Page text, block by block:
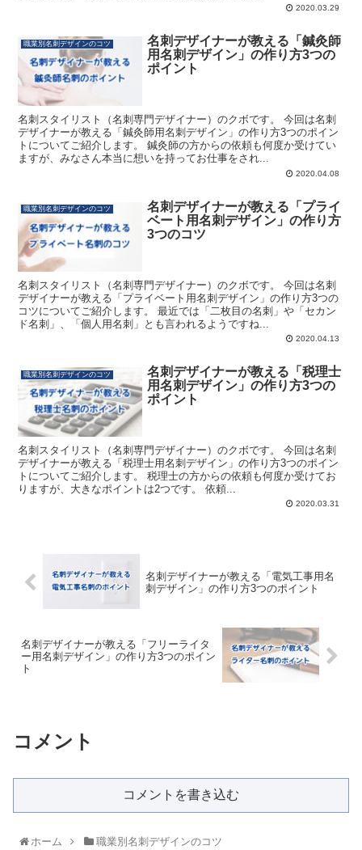
2020.03.29
職業別名刺デザインのコツ
名刺デザイナーが教える「鍼灸師
用名刺デザイン」の作り方3つの
ポイント
名刺スタイリスト（名刺専門デザイナー）のクボです。 今回は名刺
デザイナーが教える「鍼灸師用名刺デザイン」の作り方3つのポイン
トについてご紹介します。 鍼灸師の方からの依頼も何度か受けてい
ますが、みなさん本当に想いを持ってお仕事をされ...
2020.04.08
職業別名刺デザインのコツ
名刺デザイナーが教える「プライ
ベート用名刺デザイン」の作り方
3つのコツ
名刺スタイリスト（名刺専門デザイナー）のクボです。 今回は名刺
デザイナーが教える「プライベート用名刺デザイン」の作り方3つの
コツについてご紹介します。 最近では「二枚目の名刺」や「セカン
ド名刺」、「個人用名刺」とも言われるようですね...
2020.04.13
職業別名刺デザインのコツ
名刺デザイナーが教える「税理士
用名刺デザイン」の作り方3つの
ポイント
名刺スタイリスト（名刺専門デザイナー）のクボです。 今回は名刺
デザイナーが教える「税理士用名刺デザイン」の作り方3つのポイン
トについてご紹介します。 税理士の方からの依頼も何度か受けてお
りますが、大きなポイントは2つです。 依頼...
2020.03.31
名刺デザイナーが教える「電気工事用名
刺デザイン」の作り方3つのポイント
名刺デザイナーが教える「フリーライタ
ー用名刺デザイン」の作り方3つのポイン
ト
コメント
コメントを書き込む
ホーム 職業別名刺デザインのコツ